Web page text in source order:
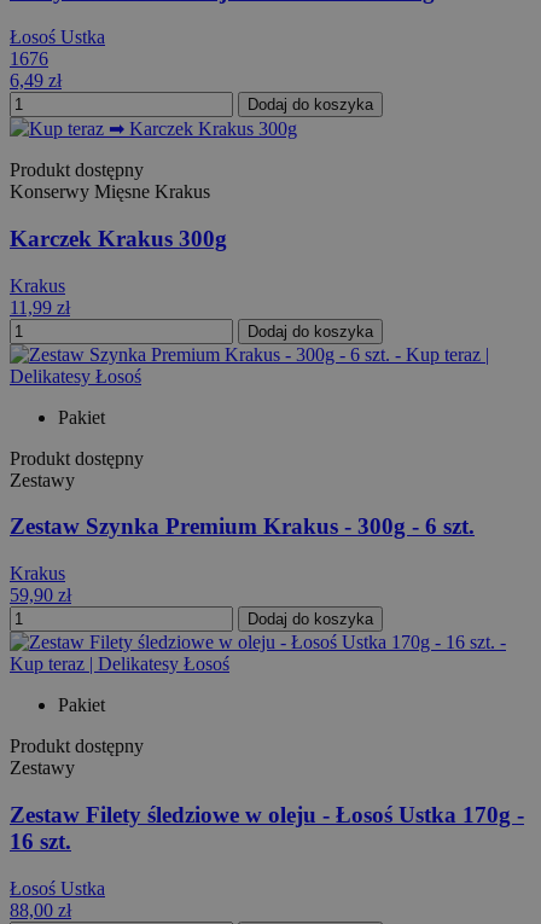
Łosoś Ustka
1676
6,49 zł
Dodaj do koszyka
Produkt dostępny
Konserwy Mięsne Krakus
Karczek Krakus 300g
Krakus
11,99 zł
Dodaj do koszyka
Pakiet
Produkt dostępny
Zestawy
Zestaw Szynka Premium Krakus - 300g - 6 szt.
Krakus
59,90 zł
Dodaj do koszyka
Pakiet
Produkt dostępny
Zestawy
Zestaw Filety śledziowe w oleju - Łosoś Ustka 170g -
16 szt.
Łosoś Ustka
88,00 zł